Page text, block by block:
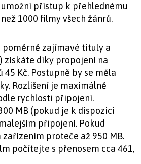
přístup k přehlednému
1000 filmy všech žánrů.
zajímavé tituly a
získáte díky propojení na
Kč. Postupně by se měla
Rozlišení je maximálně
rychlosti připojení.
MB (pokud je k dispozici
připojení. Pokud
proteče až 950 MB.
počítejte s přenosem cca 461,